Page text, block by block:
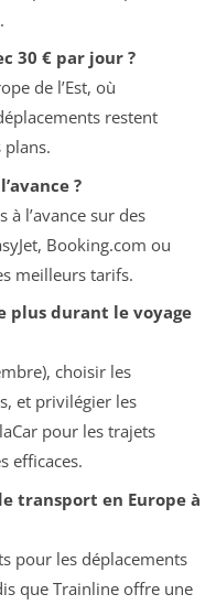
30 € par jour ?
de l’Est, où
restent
?
l’avance sur des
Booking.com ou
meilleurs tarifs.
plus durant le voyage
choisir les
et privilégier les
pour les trajets
efficaces.
transport en Europe à
pour les déplacements
que Trainline offre une